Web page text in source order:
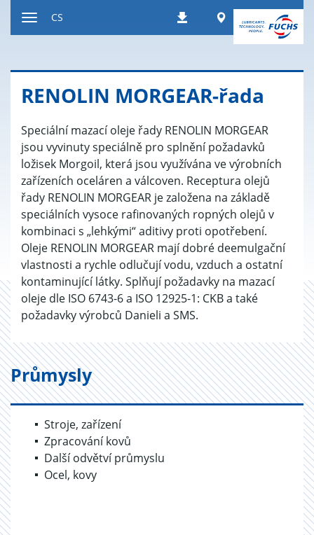
StahováníWorldwide
CS
RE­NO­LIN MOR­GEAR-řada
Speciální mazací oleje řady RENOLIN MORGEAR
jsou vyvinuty speciálně pro splnění požadavků
ložisek Morgoil, která jsou využívána ve výrobních
zařízeních oceláren a válcoven. Receptura olejů
řady RENOLIN MORGEAR je založena na základě
speciálních vysoce rafinovaných ropných olejů v
kombinaci s „lehkými“ aditivy proti opotřebení.
Oleje RENOLIN MORGEAR mají dobré deemulgační
vlastnosti a rychle odlučují vodu, vzduch a ostatní
kontaminující látky. Splňují požadavky na mazací
oleje dle ISO 6743-6 a ISO 12925-1: CKB a také
požadavky výrobců Danieli a SMS.
Průmysly
Stroje, zařízení
Zpracování kovů
Další odvětví průmyslu
Ocel, kovy